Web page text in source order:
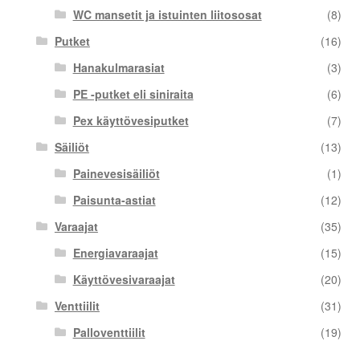
WC mansetit ja istuinten liitososat
(8)
Putket
(16)
Hanakulmarasiat
(3)
PE -putket eli siniraita
(6)
Pex käyttövesiputket
(7)
Säiliöt
(13)
Painevesisäiliöt
(1)
Paisunta-astiat
(12)
Varaajat
(35)
Energiavaraajat
(15)
Käyttövesivaraajat
(20)
Venttiilit
(31)
Palloventtiilit
(19)